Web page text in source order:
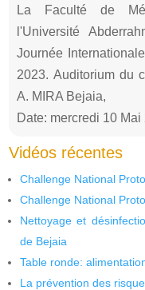
La Faculté de
l'Université
Journée
2023. Auditorium du
A. MIRA Bejaia,
Date: mercredi 10 Mai
Vidéos récentes
Challenge National
Challenge National
Nettoyage et
de Bejaia
Table ronde:
La prévention des